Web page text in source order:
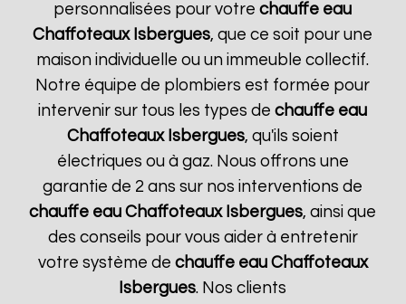
personnalisées pour votrechauffe eau
Chaffoteaux Isbergues, que ce soit pour une
maison individuelle ou un immeuble collectif.
Notre équipe de plombiers est formée pour
intervenir sur tous les types dechauffe eau
Chaffoteaux Isbergues, qu'ils soient
électriques ou à gaz. Nous offrons une
garantie de 2 ans sur nos interventions de
chauffe eau Chaffoteaux Isbergues, ainsi que
des conseils pour vous aider à entretenir
votre système de chauffe eau Chaffoteaux
Isbergues. Nos clients